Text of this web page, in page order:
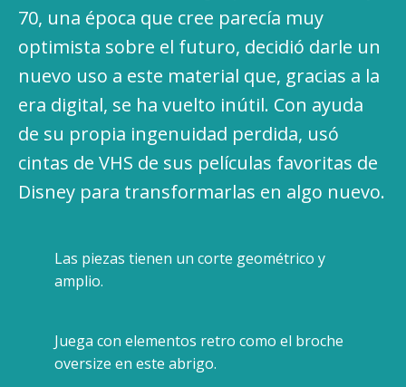
70, una época que cree parecía muy
optimista sobre el futuro, decidió darle un
nuevo uso a este material que, gracias a la
era digital, se ha vuelto inútil. Con ayuda
de su propia ingenuidad perdida, usó
cintas de VHS de sus películas favoritas de
Disney para transformarlas en algo nuevo.
Las piezas tienen un corte geométrico y
amplio.
Juega con elementos retro como el broche
oversize en este abrigo.